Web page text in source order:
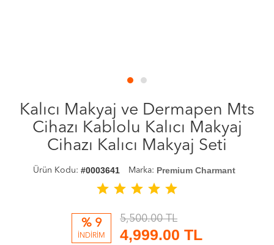
Kalıcı Makyaj ve Dermapen Mts
Cihazı Kablolu Kalıcı Makyaj
Cihazı Kalıcı Makyaj Seti
Ürün Kodu: #0003641 Marka: Premium Charmant
star star star star star
% 9
İNDİRİM
5,500.00 TL
4,999.00 TL